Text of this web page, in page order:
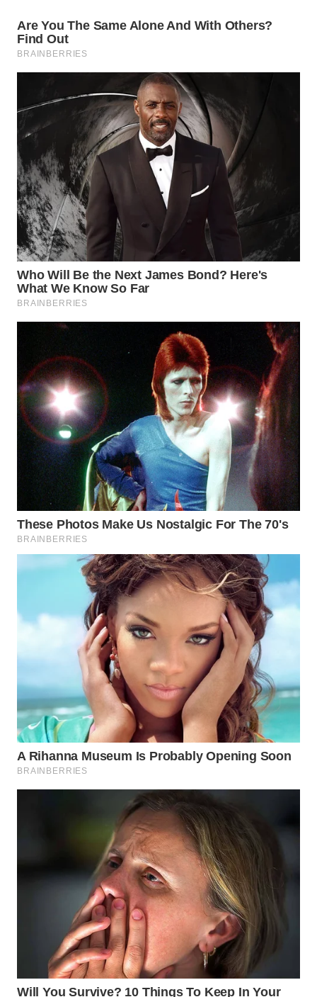
WN DELI
SERDANG
WN
TINGGI
PAKPAK
WN
KARAWANG
WN
BEKASI
WN
DEPOK
WN
TAPANULI
UTARA
WN
SAMOSIR
WN
PADANG
LAWAS
CIANJUR
WN
KEPULAUAN
SERIBU
WN
TANGERANG
CIREBON
INDRAMAYU
WN
KUNINGAN